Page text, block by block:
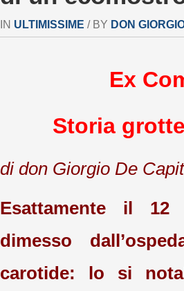
IN ULTIMISSIME / BY DON
Ex
Storia
di don Giorgio De
Esattamente il 12
dimesso
carotide: lo si